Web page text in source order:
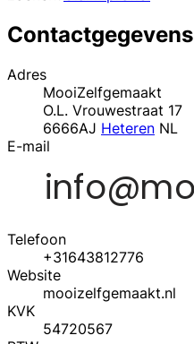
Contactgegevens
Adres
MooiZelfgemaakt
O.L. Vrouwestraat 17
6666AJ Heteren NL
E-mail
Telefoon
+31643812776
Website
mooizelfgemaakt.nl
KVK
54720567